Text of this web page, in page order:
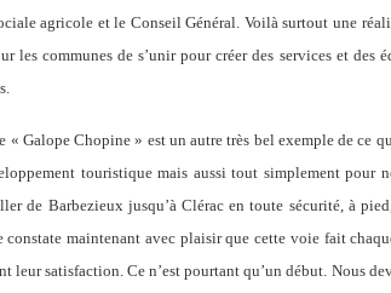
agricole et le Conseil Général. Voilà surtout une
les communes de s’unir pour créer des services et des
« Galope Chopine » est un autre très bel exemple de ce
touristique mais aussi tout simplement pour
de Barbezieux jusqu’à Clérac en toute sécurité, à
constate maintenant avec plaisir que cette voie fait
leur satisfaction. Ce n’est pourtant qu’un début. Nous